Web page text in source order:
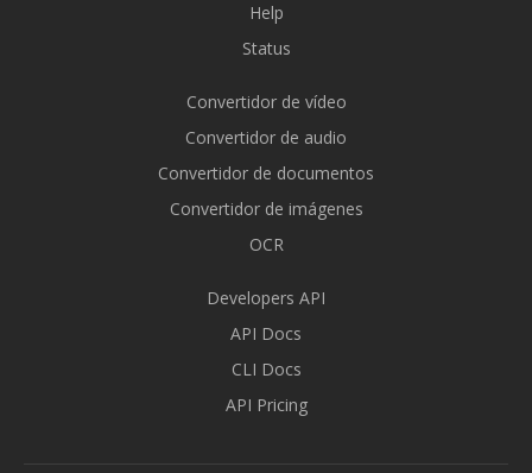
Help
Status
Convertidor de vídeo
Convertidor de audio
Convertidor de documentos
Convertidor de imágenes
OCR
Developers API
API Docs
CLI Docs
API Pricing